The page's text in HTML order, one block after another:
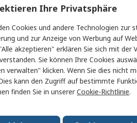
Wert
Raspberry Pi
Raspberry Pi
mit Raspberry Pi 5
Schwarz
Ihre Privatsphäre
Cookies und andere Technologien zur
und zur Anzeige von Werbung auf
akzeptieren" erklären Sie sich mit der
Sie können Ihre Cookies
verwalten" klicken. Wenn Sie dies nicht
kann den Zugriff auf bestimmte
finden Sie in unsererCookie-Richtlinie.